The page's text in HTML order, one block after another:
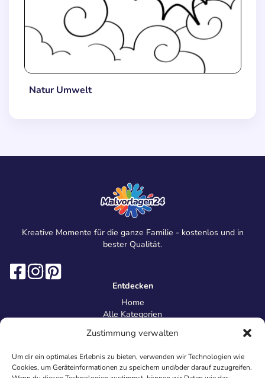
Zustimmung verwalten
Um dir ein optimales Erlebnis zu bieten, verwenden wir Technologien wie
Cookies, um Geräteinformationen zu speichern und/oder darauf zuzugreifen.
Natur Umwelt
Kreative Momente für die ganze Familie - kostenlos und in
bester Qualität.
Entdecken
Home
Alle Kategorien
Information
Über uns
Kontakt